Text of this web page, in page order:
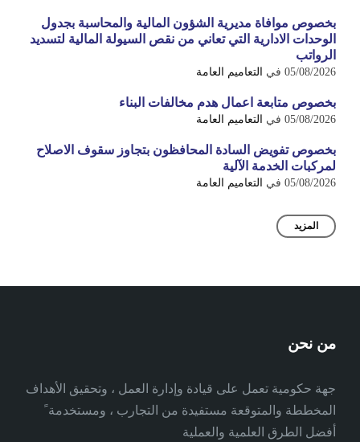
بخصوص موافاة مديرية الشؤون المالية والمحاسبة بجدول
الوحدات الادارية التي تعاني من نقص السيولة المالية لتسديد
الرواتب
05/08/2026 في التعاميم العامة
بخصوص متابعة اعمال هدم مخالفات البناء
05/08/2026 في التعاميم العامة
بخصوص تفويض السادة المحافظون بتجاوز سقوف الاصلاح
لمركبات الخدمة الآلية
05/08/2026 في التعاميم العامة
المزيد
من نحن
جهة حكومية تعمل على قيادة وإدارة العمل ، وتحقيق الأهداف
المخططة والمتوقعة مستفيدة من التجارب ، ومستخدمة ً
أفضل الطرق العلمية والعملية